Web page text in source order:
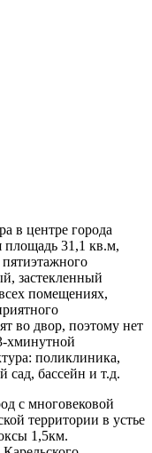
в центре города
площадь 31,1 кв.м,
застекленный
помещениях,
во двор, поэтому нет
хминутной
поликлиника,
сад, бассейн и т.д.
с многовековой
территории в устье
1,5км.